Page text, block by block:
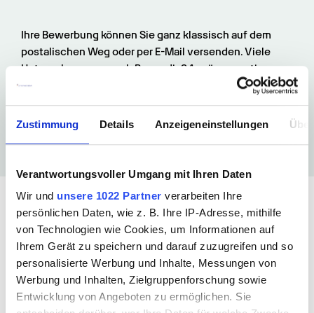
Zustimmung Details Anzeigeneinstellungen
Verantwortungsvoller Umgang mit Ihren Daten
Wir und unsere 1022 Partner verarbeiten Ihre
persönlichen Daten, wie z. B. Ihre IP-Adresse, mithilfe
von Technologien wie Cookies, um Informationen auf
Ihrem Gerät zu speichern und darauf zuzugreifen und so
personalisierte Werbung und Inhalte, Messungen von
Werbung und Inhalten, Zielgruppenforschung sowie
Entwicklung von Angeboten zu ermöglichen. Sie
Ihre Bewerbung können Sie ganz klassisch auf dem
postalischen Weg oder per E-Mail versenden. Viele
Unternehmen, so auch Promedis24, mögen mutige
Chancennutzer und bieten auf ihrer Homepage die
einfach und unkomplizierte Blitzbewerbung über ein
kurzes Onlineformular an.
Buche jetzt deinen Termin mit
uns